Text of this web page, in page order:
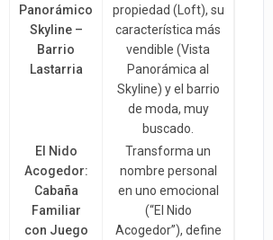
Panorámico
Skyline –
Barrio
Lastarria
propiedad (Loft), su
característica más
vendible (Vista
Panorámica al
Skyline) y el barrio
de moda, muy
buscado.
El Nido
Acogedor:
Cabaña
Familiar
con Juego
Transforma un
nombre personal
en uno emocional
(“El Nido
Acogedor”), define